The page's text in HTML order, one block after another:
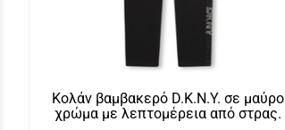
Κολάν βαμβακερό D.K.N.Y. σε μαύρο
χρώμα με λεπτομέρεια από στρας.